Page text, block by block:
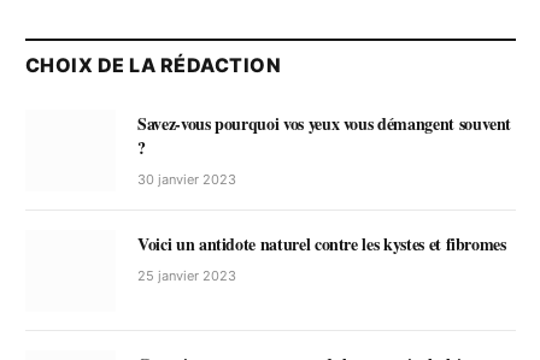
CHOIX DE LA RÉDACTION
Savez-vous pourquoi vos yeux vous démangent souvent
?
30 janvier 2023
Voici un antidote naturel contre les kystes et fibromes
25 janvier 2023